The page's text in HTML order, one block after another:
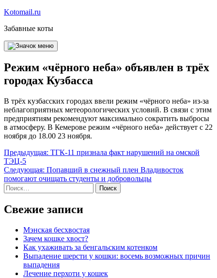
Перейти
содержимому
Kotomail.ru
Забавные коты
Режим «чёрного неба» объявлен в трёх
городах Кузбасса
В трёх кузбасских городах ввели режим «чёрного неба» из-за
неблагоприятных метеорологических условий. В связи с этим
предприятиям рекомендуют максимально сократить выбросы
в атмосферу. В Кемерове режим «чёрного неба» действует с 22
ноября до 18.00 23 ноября.
Навигация
по
записям
Предыдущая: ТГК-11 признала факт нарушений на омской
ТЭЦ-5
Следующая: Попавший в снежный плен Владивосток
помогают очищать студенты и добровольцы
Найти:
Свежие записи
Мэнская бесхвостая
Зачем кошке хвост?
Как ухаживать за бенгальским котенком
Выпадение шерсти у кошки: восемь возможных причин
выпадения
Лечение перхоти у кошек